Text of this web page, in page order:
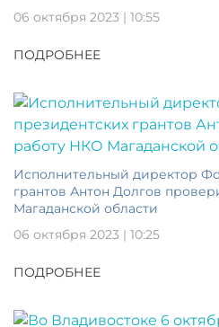
06 октября 2023 | 10:55
ПОДРОБНЕЕ
Исполнительный директор
грантов Антон Долгов
Магаданской области
06 октября 2023 | 10:25
ПОДРОБНЕЕ